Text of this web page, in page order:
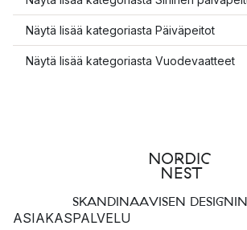
Näytä lisää kategoriasta Päiväpeitot
Näytä lisää kategoriasta Vuodevaatteet
SKANDINAAVISEN
ASIAKASPALVELU